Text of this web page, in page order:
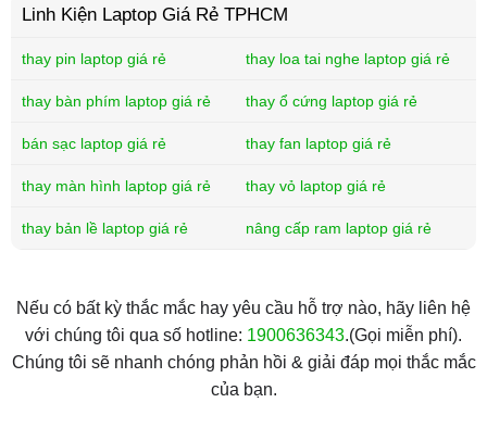
Linh Kiện Laptop Giá Rẻ TPHCM
thay pin laptop giá rẻ thay loa tai nghe laptop giá rẻ
thay bàn phím laptop giá rẻ thay ổ cứng laptop giá rẻ
bán sạc laptop giá rẻ thay fan laptop giá rẻ
thay màn hình laptop giá rẻ thay vỏ laptop giá rẻ
thay bản lề laptop giá rẻ nâng cấp ram laptop giá rẻ
Nếu có bất kỳ thắc mắc hay yêu cầu hỗ trợ nào, hãy liên hệ
với chúng tôi qua số hotline: 1900636343.(Gọi miễn phí).
Chúng tôi sẽ nhanh chóng phản hồi & giải đáp mọi thắc mắc
của bạn.